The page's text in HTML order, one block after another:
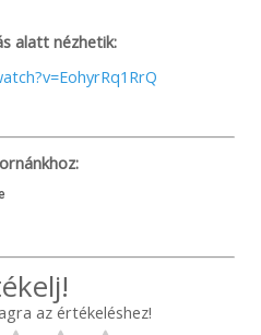
alatt nézhetik:
az értékeléshez!